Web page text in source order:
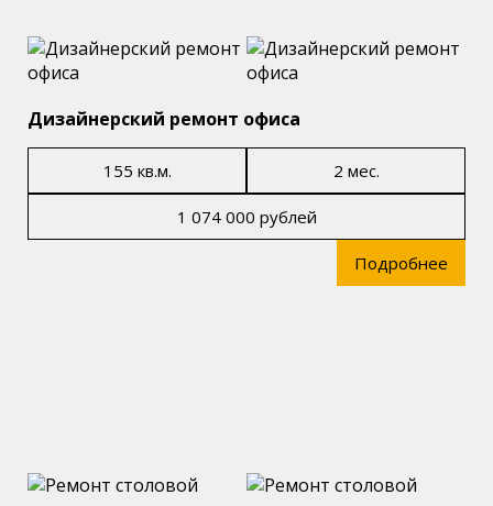
Дизайнерский ремонт офиса
155 кв.м. 2 мес.
1 074 000 рублей
Подробнее